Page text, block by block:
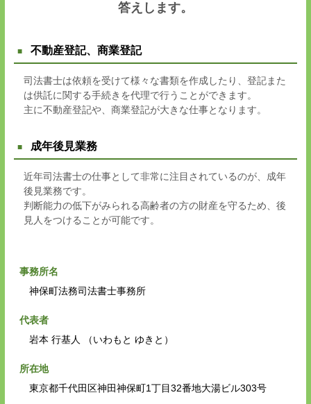
答えします。
不動産登記、商業登記
司法書士は依頼を受けて様々な書類を作成したり、登記また
は供託に関する手続きを代理で行うことができます。
主に不動産登記や、商業登記が大きな仕事となります。
成年後見業務
近年司法書士の仕事として非常に注目されているのが、成年
後見業務です。
判断能力の低下がみられる高齢者の方の財産を守るため、後
見人をつけることが可能です。
事務所名
神保町法務司法書士事務所
代表者
岩本 行基人 （いわもと ゆきと）
所在地
東京都千代田区神田神保町1丁目32番地大湯ビル303号